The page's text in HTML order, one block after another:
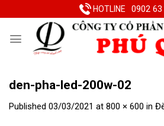
to
HOTLINE 0902
den-pha-led-200w-02
Published 03/03/2021 at 800 × 600 in